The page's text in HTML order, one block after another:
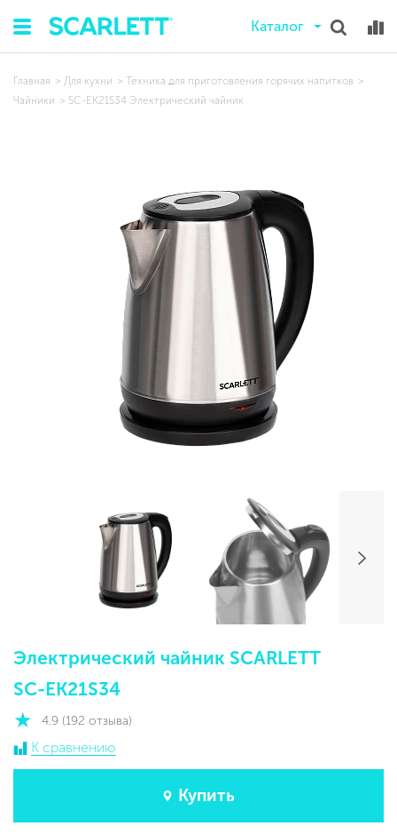
Каталог
Главная Для кухни
Техника для приготовления горячих напитков
Чайники
SC-EK21S34 Электрический чайник
Электрический чайник SCARLETT
SC-EK21S34
4.9 (192 отзыва)
К сравнению
Купить